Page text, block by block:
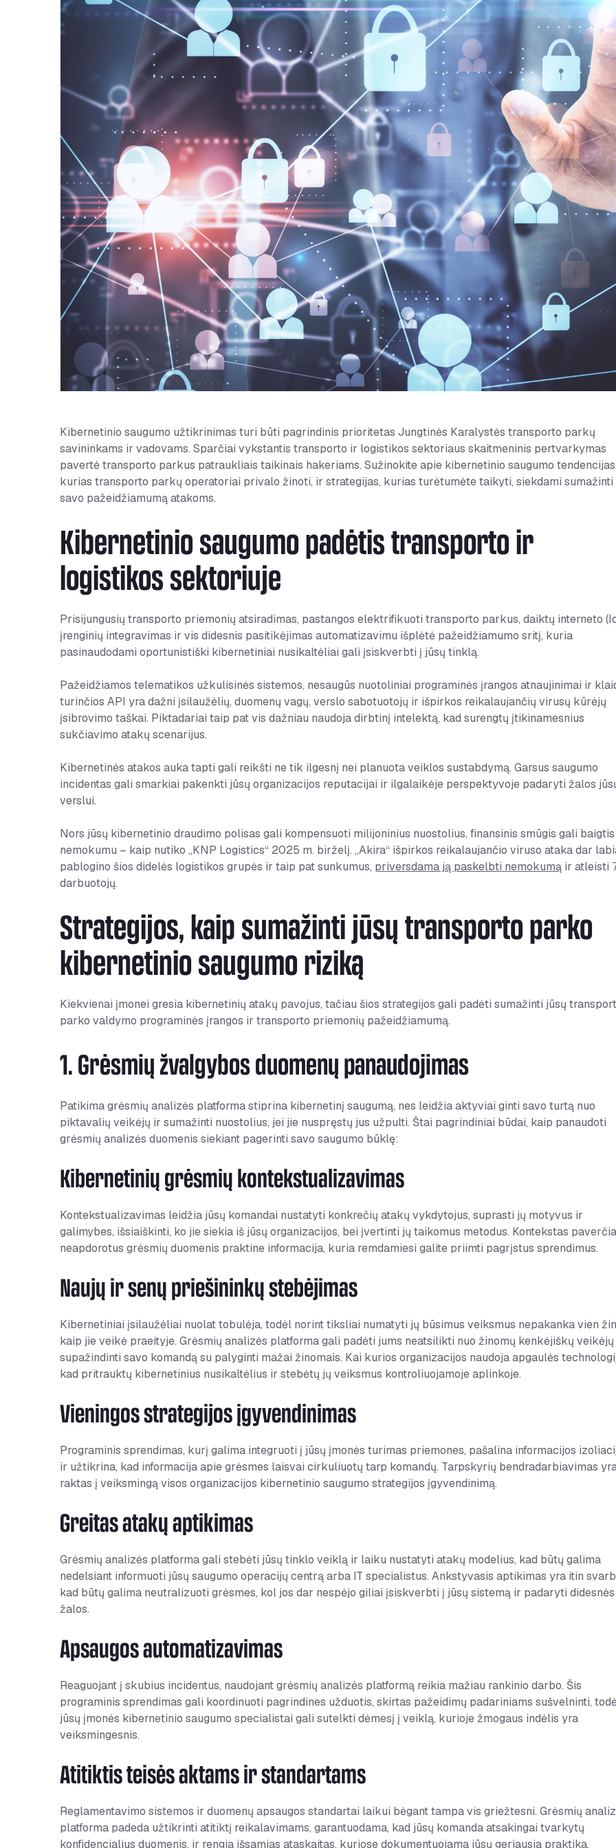
Kibernetinio saugumo užtikrinimas turi būti pagrindinis prioritetas Jungtinės Karalystės transporto parkų
savininkams ir vadovams. Sparčiai vykstantis transporto ir logistikos sektoriaus skaitmeninis pertvarkymas
pavertė transporto parkus patraukliais taikinais hakeriams. Sužinokite apie kibernetinio saugumo
kurias transporto parkų operatoriai privalo žinoti, ir strategijas, kurias turėtumėte taikyti, siekdami sumažinti
savo pažeidžiamumą atakoms.
Kibernetinio saugumo padėtis transporto ir
logistikos sektoriuje
Prisijungusių transporto priemonių atsiradimas, pastangos elektrifikuoti transporto parkus, daiktų interneto
įrenginių integravimas ir vis didesnis pasitikėjimas automatizavimu išplėtė pažeidžiamumo sritį, kuria
pasinaudodami oportunistiški kibernetiniai nusikaltėliai gali įsiskverbti į jūsų tinklą.
Pažeidžiamos telematikos užkulisinės sistemos, nesaugūs nuotoliniai programinės įrangos atnaujinimai ir
turinčios API yra dažni įsilaužėlių, duomenų vagų, verslo sabotuotojų ir išpirkos reikalaujančių virusų kūrėjų
įsibrovimo taškai. Piktadariai taip pat vis dažniau naudoja dirbtinį intelektą, kad surengtų įtikinamesnius
sukčiavimo atakų scenarijus.
Kibernetinės atakos auka tapti gali reikšti ne tik ilgesnį nei planuota veiklos sustabdymą. Garsus saugumo
incidentas gali smarkiai pakenkti jūsų organizacijos reputacijai ir ilgalaikėje perspektyvoje padaryti žalos
verslui.
Nors jūsų kibernetinio draudimo polisas gali kompensuoti milijoninius nuostolius, finansinis smūgis gali baigtis
nemokumu – kaip nutiko „KNP Logistics“ 2025 m. birželį. „Akira“ išpirkos reikalaujančio viruso ataka dar
pablogino šios didelės logistikos grupės ir taip pat sunkumus, priversdama ją paskelbti nemokumą ir atleisti
darbuotojų.
Strategijos, kaip sumažinti jūsų transporto parko
kibernetinio saugumo riziką
Kiekvienai įmonei gresia kibernetinių atakų pavojus, tačiau šios strategijos gali padėti sumažinti jūsų
parko valdymo programinės įrangos ir transporto priemonių pažeidžiamumą.
1. Grėsmių žvalgybos duomenų panaudojimas
Patikima grėsmių analizės platforma stiprina kibernetinį saugumą, nes leidžia aktyviai ginti savo turtą nuo
piktavalių veikėjų ir sumažinti nuostolius, jei jie nuspręstų jus užpulti. Štai pagrindiniai būdai, kaip panaudoti
grėsmių analizės duomenis siekiant pagerinti savo saugumo būklę:
Kibernetinių grėsmių kontekstualizavimas
Kontekstualizavimas leidžia jūsų komandai nustatyti konkrečių atakų vykdytojus, suprasti jų motyvus ir
galimybes, išsiaiškinti, ko jie siekia iš jūsų organizacijos, bei įvertinti jų taikomus metodus. Kontekstas paverčia
neapdorotus grėsmių duomenis praktine informacija, kuria remdamiesi galite priimti pagrįstus sprendimus.
Naujų ir senų priešininkų stebėjimas
Kibernetiniai įsilaužėliai nuolat tobulėja, todėl norint tiksliai numatyti jų būsimus veiksmus nepakanka vien
kaip jie veikė praeityje. Grėsmių analizės platforma gali padėti jums neatsilikti nuo žinomų kenkėjiškų
supažindinti savo komandą su palyginti mažai žinomais. Kai kurios organizacijos naudoja apgaulės
kad pritrauktų kibernetinius nusikaltėlius ir stebėtų jų veiksmus kontroliuojamoje aplinkoje.
Vieningos strategijos įgyvendinimas
Programinis sprendimas, kurį galima integruoti į jūsų įmonės turimas priemones, pašalina informacijos
ir užtikrina, kad informacija apie grėsmes laisvai cirkuliuotų tarp komandų. Tarpskyrių bendradarbiavimas
raktas į veiksmingą visos organizacijos kibernetinio saugumo strategijos įgyvendinimą.
Greitas atakų aptikimas
Grėsmių analizės platforma gali stebėti jūsų tinklo veiklą ir laiku nustatyti atakų modelius, kad būtų galima
nedelsiant informuoti jūsų saugumo operacijų centrą arba IT specialistus. Ankstyvasis aptikimas yra itin
kad būtų galima neutralizuoti grėsmes, kol jos dar nespėjo giliai įsiskverbti į jūsų sistemą ir padaryti didesnės
žalos.
Apsaugos automatizavimas
Reaguojant į skubius incidentus, naudojant grėsmių analizės platformą reikia mažiau rankinio darbo. Šis
programinis sprendimas gali koordinuoti pagrindines užduotis, skirtas pažeidimų padariniams sušvelninti,
jūsų įmonės kibernetinio saugumo specialistai gali sutelkti dėmesį į veiklą, kurioje žmogaus indėlis yra
veiksmingesnis.
Atitiktis teisės aktams ir standartams
Reglamentavimo sistemos ir duomenų apsaugos standartai laikui bėgant tampa vis griežtesni. Grėsmių
platforma padeda užtikrinti atitiktį reikalavimams, garantuodama, kad jūsų komanda atsakingai tvarkytų
konfidencialius duomenis, ir rengia išsamias ataskaitas, kuriose dokumentuojama jūsų geriausia praktika.